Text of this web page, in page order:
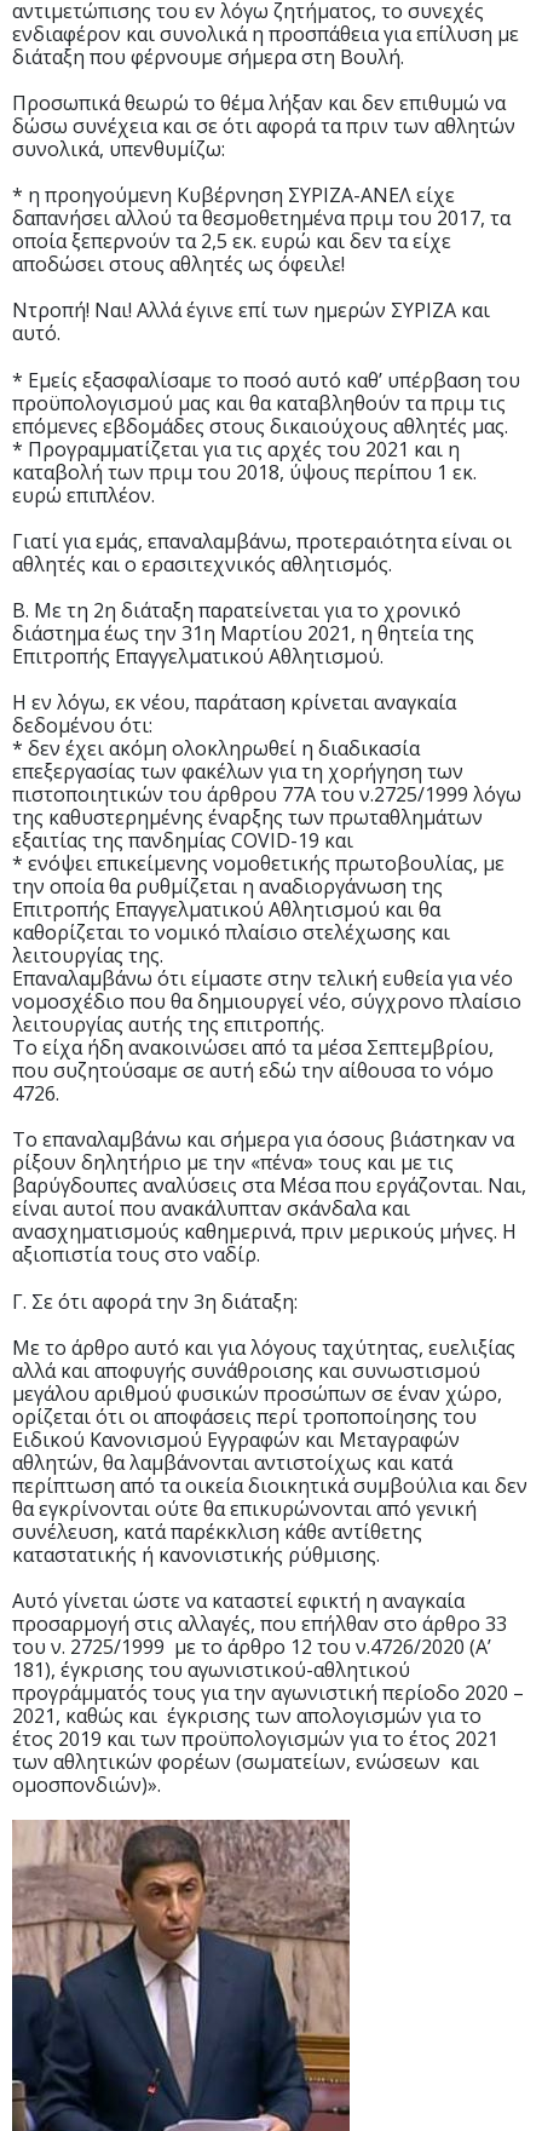
αντιμετώπισης του εν λόγω ζητήματος, το συνεχές
ενδιαφέρον και συνολικά η προσπάθεια για επίλυση με
διάταξη που φέρνουμε σήμερα στη Βουλή.
Προσωπικά θεωρώ το θέμα λήξαν και δεν επιθυμώ να
δώσω συνέχεια και σε ότι αφορά τα πριν των αθλητών
συνολικά, υπενθυμίζω:
* η προηγούμενη Κυβέρνηση ΣΥΡΙΖΑ-ΑΝΕΛ είχε
δαπανήσει αλλού τα θεσμοθετημένα πριμ του 2017, τα
οποία ξεπερνούν τα 2,5 εκ. ευρώ και δεν τα είχε
αποδώσει στους αθλητές ως όφειλε!
Ντροπή! Ναι! Αλλά έγινε επί των ημερών ΣΥΡΙΖΑ και
αυτό.
* Εμείς εξασφαλίσαμε το ποσό αυτό καθ’ υπέρβαση του
προϋπολογισμού μας και θα καταβληθούν τα πριμ τις
επόμενες εβδομάδες στους δικαιούχους αθλητές μας.
* Προγραμματίζεται για τις αρχές του 2021 και η
καταβολή των πριμ του 2018, ύψους περίπου 1 εκ.
ευρώ επιπλέον.
Γιατί για εμάς, επαναλαμβάνω, προτεραιότητα είναι οι
αθλητές και ο ερασιτεχνικός αθλητισμός.
Β. Με τη 2η διάταξη παρατείνεται για το χρονικό
διάστημα έως την 31η Μαρτίου 2021, η θητεία της
Επιτροπής Επαγγελματικού Αθλητισμού.
Η εν λόγω, εκ νέου, παράταση κρίνεται αναγκαία
δεδομένου ότι:
* δεν έχει ακόμη ολοκληρωθεί η διαδικασία
επεξεργασίας των φακέλων για τη χορήγηση των
πιστοποιητικών του άρθρου 77Α του ν.2725/1999 λόγω
της καθυστερημένης έναρξης των πρωταθλημάτων
εξαιτίας της πανδημίας COVID-19 και
* ενόψει επικείμενης νομοθετικής πρωτοβουλίας, με
την οποία θα ρυθμίζεται η αναδιοργάνωση της
Επιτροπής Επαγγελματικού Αθλητισμού και θα
καθορίζεται το νομικό πλαίσιο στελέχωσης και
λειτουργίας της.
Επαναλαμβάνω ότι είμαστε στην τελική ευθεία για νέο
νομοσχέδιο που θα δημιουργεί νέο, σύγχρονο πλαίσιο
λειτουργίας αυτής της επιτροπής.
Το είχα ήδη ανακοινώσει από τα μέσα Σεπτεμβρίου,
που συζητούσαμε σε αυτή εδώ την αίθουσα το νόμο
4726.
Το επαναλαμβάνω και σήμερα για όσους βιάστηκαν να
ρίξουν δηλητήριο με την «πένα» τους και με τις
βαρύγδουπες αναλύσεις στα Μέσα που εργάζονται. Ναι,
είναι αυτοί που ανακάλυπταν σκάνδαλα και
ανασχηματισμούς καθημερινά, πριν μερικούς μήνες. Η
αξιοπιστία τους στο ναδίρ.
Γ. Σε ότι αφορά την 3η διάταξη:
Με το άρθρο αυτό και για λόγους ταχύτητας, ευελιξίας
αλλά και αποφυγής συνάθροισης και συνωστισμού
μεγάλου αριθμού φυσικών προσώπων σε έναν χώρο,
ορίζεται ότι οι αποφάσεις περί τροποποίησης του
Ειδικού Κανονισμού Εγγραφών και Μεταγραφών
αθλητών, θα λαμβάνονται αντιστοίχως και κατά
περίπτωση από τα οικεία διοικητικά συμβούλια και δεν
θα εγκρίνονται ούτε θα επικυρώνονται από γενική
συνέλευση, κατά παρέκκλιση κάθε αντίθετης
καταστατικής ή κανονιστικής ρύθμισης.
Αυτό γίνεται ώστε να καταστεί εφικτή η αναγκαία
προσαρμογή στις αλλαγές, που επήλθαν στο άρθρο 33
του ν. 2725/1999 με το άρθρο 12 του ν.4726/2020 (Α’
181), έγκρισης του αγωνιστικού-αθλητικού
προγράμματός τους για την αγωνιστική περίοδο 2020 –
2021, καθώς και έγκρισης των απολογισμών για το
έτος 2019 και των προϋπολογισμών για το έτος 2021
των αθλητικών φορέων (σωματείων, ενώσεων και
ομοσπονδιών)».